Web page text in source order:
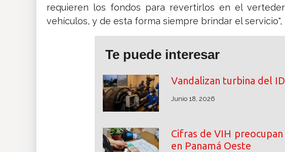
requieren los fondos para revertirlos en el
vehículos, y de esta forma siempre brindar el servicio",
Te puede interesar
Vandalizan turbina del
Junio 18, 2026
Cifras de VIH
en Panamá Oeste